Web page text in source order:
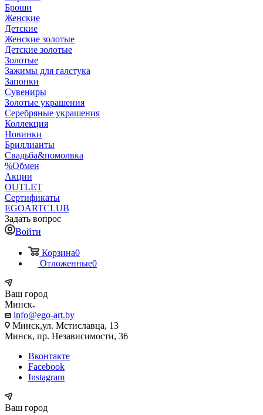
Броши
Женские
Детские
Женские золотые
Детские золотые
Золотые
Зажимы для галстука
Запонки
Сувениры
Золотые украшения
Серебряные украшения
Коллекция
Новинки
Бриллианты
Свадьба&помолвка
%Обмен
Акции
OUTLET
Сертификаты
EGOARTCLUB
Задать вопрос
Войти
Корзина0
Отложенные0
Ваш город
Минск
info@ego-art.by
Минск,ул. Мстиславца, 13
Минск, пр. Независимости, 36
Вконтакте
Facebook
Instagram
Ваш город